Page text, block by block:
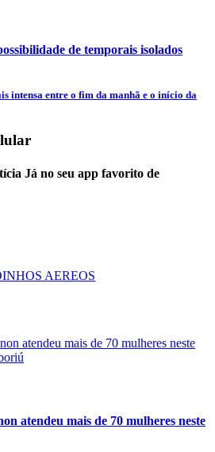
de temporais isolados
intensa entre o fim da manhã e o início da
Já no seu app favorito de
atendeu mais de 70 mulheres neste